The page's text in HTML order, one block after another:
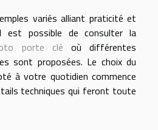
variés alliant praticité et
est possible de consulter la
porte clé où différentes
sont proposées. Le choix du
à votre quotidien commence
techniques qui feront toute